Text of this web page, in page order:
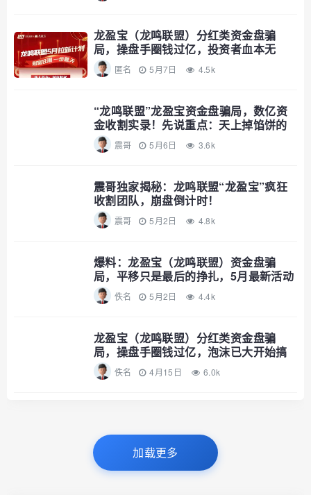
龙盈宝（龙鸣联盟）分红类资金盘骗
局，操盘手圈钱过亿，投资者血本无
归，即
匿名 5月7日 4.5k
“龙鸣联盟”龙盈宝资金盘骗局，数亿资
金收割实录！先说重点：天上掉馅饼的
震哥 5月6日 3.6k
震哥独家揭秘：龙鸣联盟“龙盈宝”疯狂
收割团队，崩盘倒计时！
震哥 5月2日 4.8k
爆料：龙盈宝（龙鸣联盟）资金盘骗
局，平移只是最后的挣扎，5月最新活动
只
佚名 5月2日 4.4k
龙盈宝（龙鸣联盟）分红类资金盘骗
局，操盘手圈钱过亿，泡沫已大开始搞
龙币佚名 4月15日 6.0k
加载更多